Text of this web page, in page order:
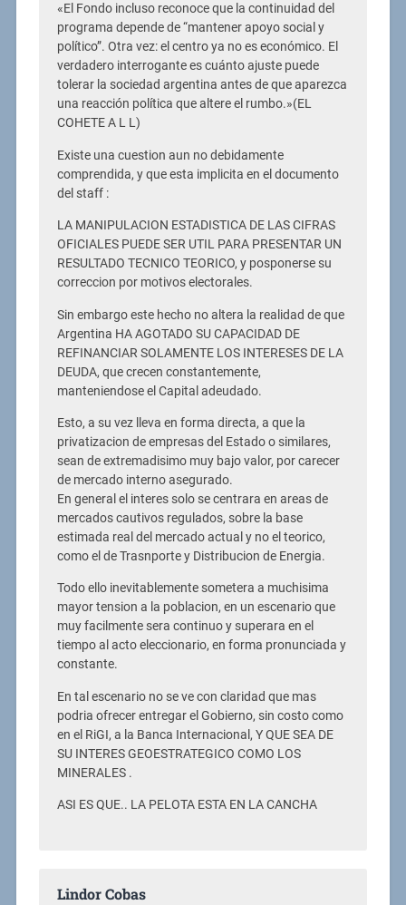
«El Fondo incluso reconoce que la continuidad del
programa depende de “mantener apoyo social y
político”. Otra vez: el centro ya no es económico. El
verdadero interrogante es cuánto ajuste puede
tolerar la sociedad argentina antes de que aparezca
una reacción política que altere el rumbo.»(EL
COHETE A L L)
Existe una cuestion aun no debidamente
comprendida, y que esta implicita en el documento
del staff :
LA MANIPULACION ESTADISTICA DE LAS CIFRAS
OFICIALES PUEDE SER UTIL PARA PRESENTAR UN
RESULTADO TECNICO TEORICO, y posponerse su
correccion por motivos electorales.
Sin embargo este hecho no altera la realidad de que
Argentina HA AGOTADO SU CAPACIDAD DE
REFINANCIAR SOLAMENTE LOS INTERESES DE LA
DEUDA, que crecen constantemente,
manteniendose el Capital adeudado.
Esto, a su vez lleva en forma directa, a que la
privatizacion de empresas del Estado o similares,
sean de extremadisimo muy bajo valor, por carecer
de mercado interno asegurado.
En general el interes solo se centrara en areas de
mercados cautivos regulados, sobre la base
estimada real del mercado actual y no el teorico,
como el de Trasnporte y Distribucion de Energia.
Todo ello inevitablemente sometera a muchisima
mayor tension a la poblacion, en un escenario que
muy facilmente sera continuo y superara en el
tiempo al acto eleccionario, en forma pronunciada y
constante.
En tal escenario no se ve con claridad que mas
podria ofrecer entregar el Gobierno, sin costo como
en el RiGI, a la Banca Internacional, Y QUE SEA DE
SU INTERES GEOESTRATEGICO COMO LOS
MINERALES .
ASI ES QUE.. LA PELOTA ESTA EN LA CANCHA
Lindor Cobas